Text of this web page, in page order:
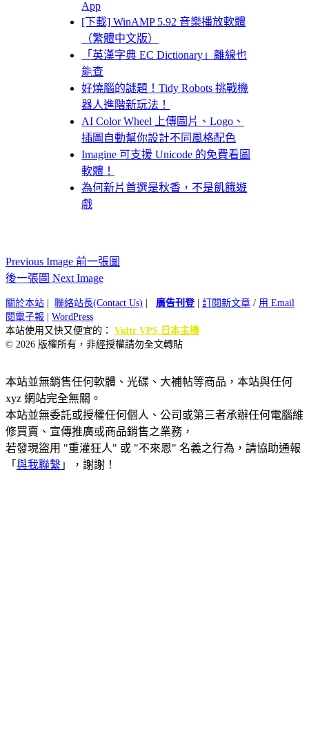
App
[下載] WinAMP 5.92 音樂播放軟體
（繁體中文版）
「英漢字典 EC Dictionary」離線也
能查
好燒腦的謎題！Tidy Robots 挑戰機
器人進階新玩法！
AI Color Wheel 上傳圖片、Logo、
插圖自動幫你設計不同風格配色
Imagine 可支援 Unicode 的免費看圖
軟體！
為何新片首選是秋香，不是飢餓遊
戲
Previous Image 前一張圖
後一張圖 Next Image
關於本站 聯絡站長(Contact Us) 廣告刊登| 訂閱新文章 / 用 Email
閱電子報
WordPress
本站使用又快又便宜的： Vultr VPS 日本主機
© 2026 版權所有，非經授權請勿全文轉貼
本站並無銷售任何軟體、光碟、大補帖等商品，本站與任何
xyz 網站完全無關。
本站並無委託或授權任何個人、公司或第三者承辦任何電腦維
修買賣、宣傳推廣或商品銷售之業務，
若發現盜用 "重灌狂人" 或 "不來恩" 名義之行為，請協助通報
「 與我聯繫 」，謝謝！